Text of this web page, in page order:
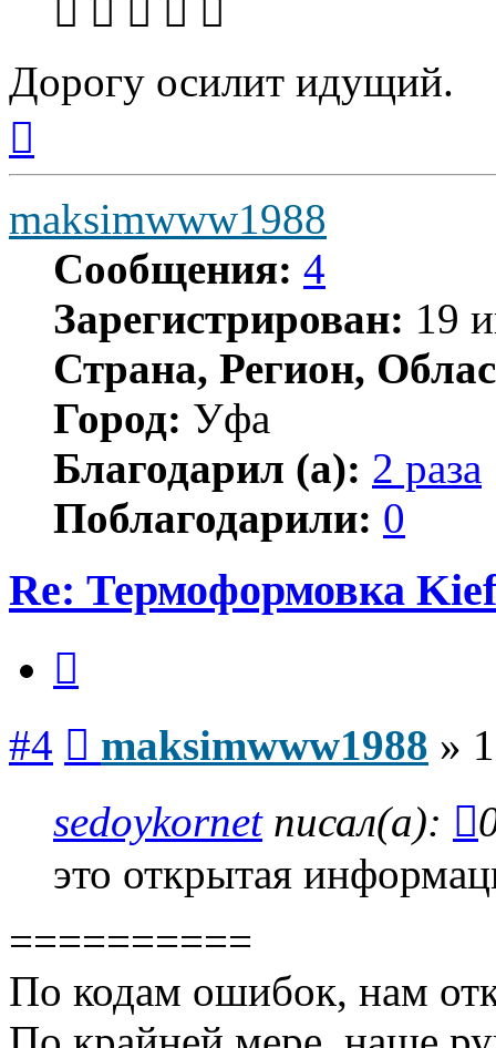
Дорогу осилит идущий.
началу
maksimwww1988
Сообщения: 4
Зарегистрирован: 19
Страна, Регион,
Город: Уфа
Благодарил (а): 2 раза
Поблагодарили: 0
Re: Термоформовка
#4 maksimwww1988 »
sedoykornetписал(а):
это открытая
==========
По кодам ошибок, нам